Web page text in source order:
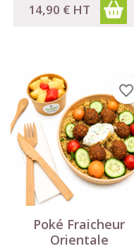
14,90 € HT
Poké Fraicheur
Orientale
favorite_border